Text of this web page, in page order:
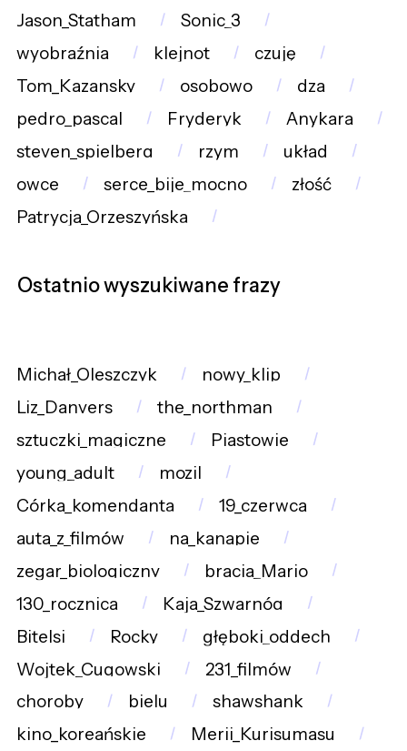
Jason_Statham
Sonic_3
wyobraźnia
klejnot
czuję
Tom_Kazansky
osobowo
dza
pedro_pascal
Fryderyk
Anykara
steven_spielberg
rzym
układ
owce
serce_bije_mocno
złość
Patrycja_Orzeszyńska
Ostatnio wyszukiwane frazy
Michał_Oleszczyk
nowy_klip
Liz_Danvers
the_northman
sztuczki_magiczne
Piastowie
young_adult
mozil
Córka_komendanta
19_czerwca
auta_z_filmów
na_kanapie
zegar_biologiczny
bracia_Mario
130_rocznica
Kaja_Szwarnóg
Bitelsi
Rocky
głęboki_oddech
Wojtek_Cugowski
231_filmów
choroby
bielu
shawshank
kino_koreańskie
Merii_Kurisumasu